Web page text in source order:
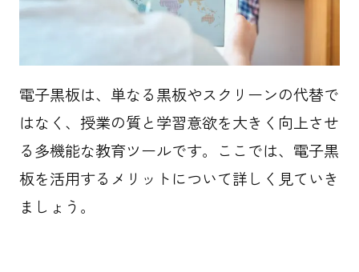
電子黒板は、単なる黒板やスクリーンの代替で
はなく、授業の質と学習意欲を大きく向上させ
る多機能な教育ツールです。ここでは、電子黒
板を活用するメリットについて詳しく見ていき
ましょう。